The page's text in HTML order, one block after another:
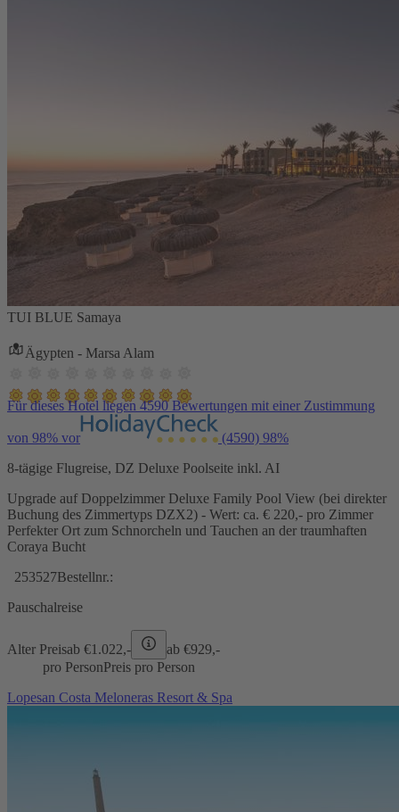
TUI BLUE Samaya
Ägypten - Marsa Alam
Für dieses Hotel liegen 4590 Bewertungen mit einer Zustimmung
von 98% vor (4590) 98%
8-tägige Flugreise, DZ Deluxe Poolseite inkl. AI
Upgrade auf Doppelzimmer Deluxe Family Pool View (bei direkter
Buchung des Zimmertyps DZX2) - Wert: ca. € 220,- pro Zimmer
Perfekter Ort zum Schnorcheln und Tauchen an der traumhaften
Coraya Bucht
253527Bestellnr.:
Pauschalreise
Alter Preisab €1.022,- ab €929,-
pro PersonPreis pro Person
Lopesan Costa Meloneras Resort & Spa